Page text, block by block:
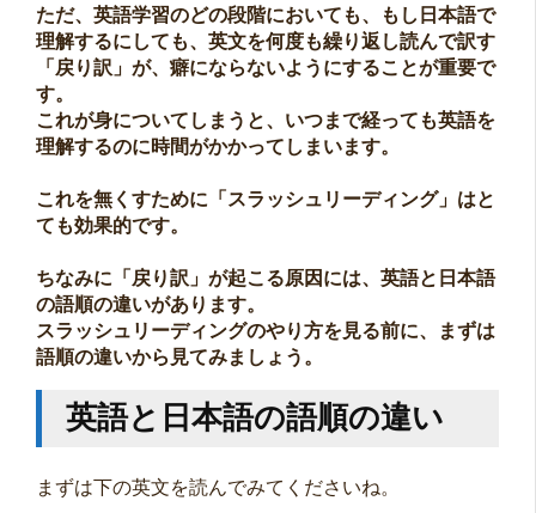
ただ、英語学習のどの段階においても、もし日本語で
理解するにしても、英文を何度も繰り返し読んで訳す
「戻り訳」が、癖にならないようにすることが重要で
す。
これが身についてしまうと、いつまで経っても英語を
理解するのに時間がかかってしまいます。
これを無くすために「スラッシュリーディング」はと
ても効果的です。
ちなみに「戻り訳」が起こる原因には、英語と日本語
の語順の違いがあります。
スラッシュリーディングのやり方を見る前に、まずは
語順の違いから見てみましょう。
英語と日本語の語順の違い
まずは下の英文を読んでみてくださいね。